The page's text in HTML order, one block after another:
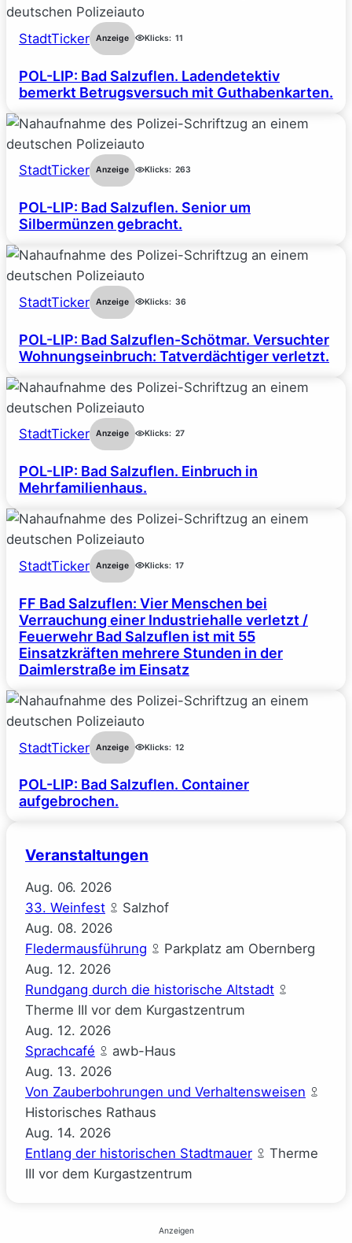
StadtTicker Anzeige Klicks: 11
POL-LIP: Bad Salzuflen. Ladendetektiv
bemerkt Betrugsversuch mit Guthabenkarten.
StadtTicker Anzeige Klicks: 263
POL-LIP: Bad Salzuflen. Senior um
Silbermünzen gebracht.
StadtTicker Anzeige Klicks: 36
POL-LIP: Bad Salzuflen-Schötmar. Versuchter
Wohnungseinbruch: Tatverdächtiger verletzt.
StadtTicker Anzeige Klicks: 27
POL-LIP: Bad Salzuflen. Einbruch in
Mehrfamilienhaus.
StadtTicker Anzeige Klicks: 17
FF Bad Salzuflen: Vier Menschen bei
Verrauchung einer Industriehalle verletzt /
Feuerwehr Bad Salzuflen ist mit 55
Einsatzkräften mehrere Stunden in der
Daimlerstraße im Einsatz
StadtTicker Anzeige Klicks: 12
POL-LIP: Bad Salzuflen. Container
aufgebrochen.
Veranstaltungen
Aug. 06. 2026
33. Weinfest
Salzhof
Aug. 08. 2026
Fledermausführung
Parkplatz am Obernberg
Aug. 12. 2026
Rundgang durch die historische Altstadt
Therme III vor dem Kurgastzentrum
Aug. 12. 2026
Sprachcafé
awb-Haus
Aug. 13. 2026
Von Zauberbohrungen und Verhaltensweisen
Historisches Rathaus
Aug. 14. 2026
Entlang der historischen Stadtmauer
Therme
III vor dem Kurgastzentrum
Anzeigen